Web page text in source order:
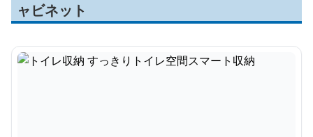
ャビネット